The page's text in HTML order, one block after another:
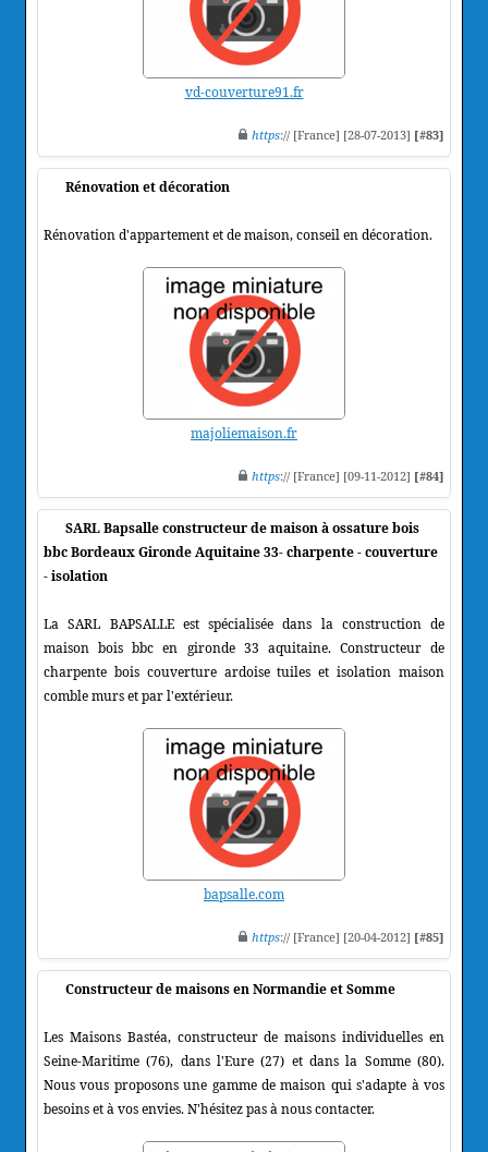
vd-couverture91.fr
https:// [France] [28-07-2013] [#83]
Rénovation et décoration
Rénovation d'appartement et de maison, conseil en décoration.
majoliemaison.fr
https:// [France] [09-11-2012] [#84]
SARL Bapsalle constructeur de maison à ossature bois
bbc Bordeaux Gironde Aquitaine 33- charpente - couverture
- isolation
La SARL BAPSALLE est spécialisée dans la construction de
maison bois bbc en gironde 33 aquitaine. Constructeur de
charpente bois couverture ardoise tuiles et isolation maison
comble murs et par l'extérieur.
bapsalle.com
https:// [France] [20-04-2012] [#85]
Constructeur de maisons en Normandie et Somme
Les Maisons Bastéa, constructeur de maisons individuelles en
Seine-Maritime (76), dans l'Eure (27) et dans la Somme (80).
Nous vous proposons une gamme de maison qui s'adapte à vos
besoins et à vos envies. N'hésitez pas à nous contacter.